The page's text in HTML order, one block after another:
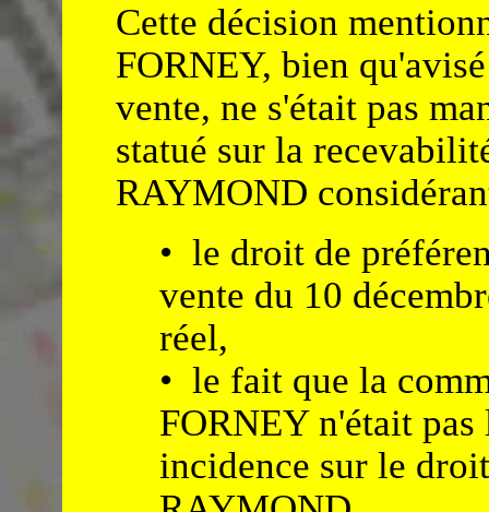
Cette décision
FORNEY, bien
vente, ne s'était pas
statué sur la
RAYMOND
• le droit de
vente du 10
réel,
• le fait que la
FORNEY n'était
incidence sur le